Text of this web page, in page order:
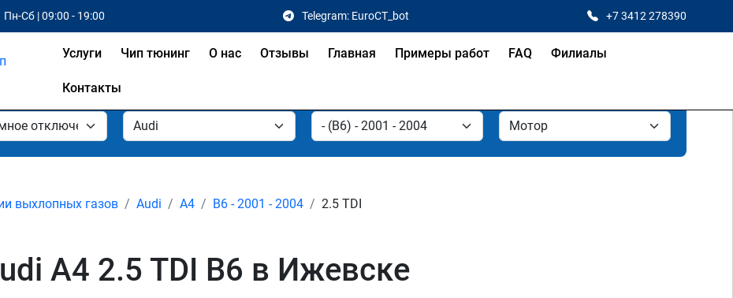
Пн-Сб | 09:00 - 19:00 Telegram: EuroCT_bot +7 3412 278390
Услуги Чип тюнинг О нас Отзывы Главная Примеры работ FAQ Филиалы
Контакты
выхлопных газов Audi A4 B6 - 2001 - 2004 2.5 TDI
A4 2.5 TDI B6 в Ижевске